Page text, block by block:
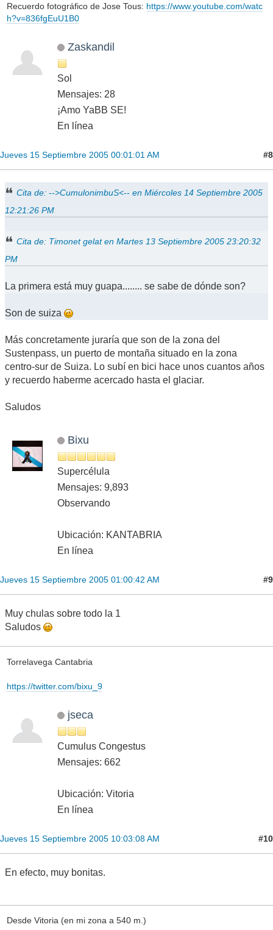
Recuerdo fotográfico de Jose Tous: https://www.youtube.com/watc
h?v=836fgEuU1B0
Zaskandil
Sol
Mensajes: 28
¡Amo YaBB SE!
En línea
Jueves 15 Septiembre 2005 00:01:01 AM #8
Cita de: -->CumulonimbuS<-- en Miércoles 14 Septiembre 2005
12:21:26 PM
Cita de: Timonet gelat en Martes 13 Septiembre 2005 23:20:32
PM
La primera está muy guapa........ se sabe de dónde son?
Son de suiza
Más concretamente juraría que son de la zona del
Sustenpass, un puerto de montaña situado en la zona
centro-sur de Suiza. Lo subí en bici hace unos cuantos años
y recuerdo haberme acercado hasta el glaciar.
Saludos
Bixu
Supercélula
Mensajes: 9,893
Observando
Ubicación: KANTABRIA
En línea
Jueves 15 Septiembre 2005 01:00:42 AM #9
Muy chulas sobre todo la 1
Saludos
Torrelavega Cantabria
https://twitter.com/bixu_9
jseca
Cumulus Congestus
Mensajes: 662
Ubicación: Vitoria
En línea
Jueves 15 Septiembre 2005 10:03:08 AM #10
En efecto, muy bonitas.
Desde Vitoria (en mi zona a 540 m.)